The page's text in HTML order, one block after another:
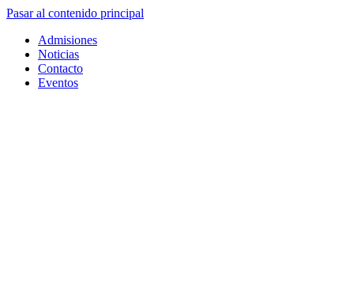
Pasar al contenido principal
Admisiones
Noticias
Contacto
Eventos